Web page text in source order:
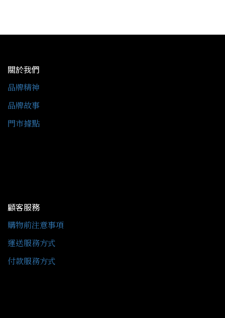
關於我們
品牌精神
品牌故事
門市據點
顧客服務
購物前注意事項
運送服務方式
付款服務方式